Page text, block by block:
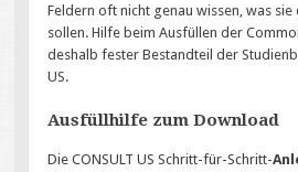
Feldern oft nicht genau wissen, was
sollen. Hilfe beim Ausfüllen der
deshalb fester Bestandteil der
US.
Ausfüllhilfe zum Download
Die CONSULT US Schritt-für-Schritt-